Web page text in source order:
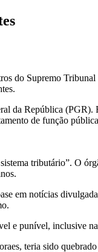
do Supremo
República (PGR).
de função
tributário”. O
em notícias
e punível, inclusive
teria sido